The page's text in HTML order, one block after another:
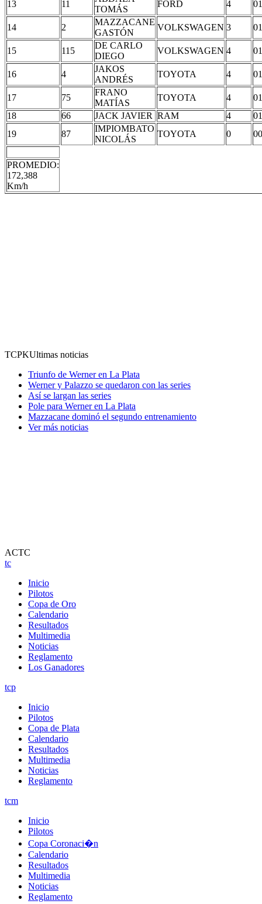
13 11
TOMÁS
FORD 4
14 2
MAZZACANE
GASTÓN
VOLKSWAGEN 3
15 115
DE CARLO
DIEGO
VOLKSWAGEN 4
16 4
JAKOS
ANDRÉS
TOYOTA 4
17 75
FRANO
MATÍAS
TOYOTA 4
18
66 JACK JAVIER RAM 4
19
87
IMPIOMBATO
NICOLÁS
TOYOTA 0
PROMEDIO:
172,388
Km/h
TCPKUltimas noticias
Triunfo de Werner en La Plata
Werner y Palazzo se quedaron con las series
Así se largan las series
Pole para Werner en La Plata
Mazzacane dominó el segundo entrenamiento
Ver más noticias
ACTC
tc
Inicio
Pilotos
Copa de Oro
Calendario
Resultados
Multimedia
Noticias
Reglamento
Los Ganadores
tcp
Inicio
Pilotos
Copa de Plata
Calendario
Resultados
Multimedia
Noticias
Reglamento
tcm
Inicio
Pilotos
Copa Coronaci�n
Calendario
Resultados
Multimedia
Noticias
Reglamento